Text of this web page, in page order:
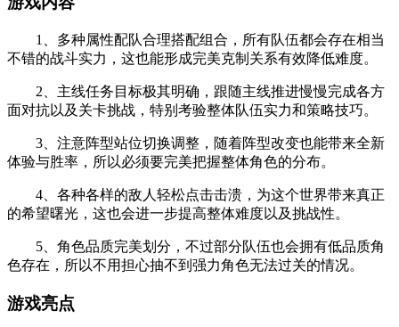
1、多种属性配队合理搭配组合，所有队伍都会存在相当
不错的战斗实力，这也能形成完美克制关系有效降低难度。
2、主线任务目标极其明确，跟随主线推进慢慢完成各方
面对抗以及关卡挑战，特别考验整体队伍实力和策略技巧。
3、注意阵型站位切换调整，随着阵型改变也能带来全新
体验与胜率，所以必须要完美把握整体角色的分布。
4、各种各样的敌人轻松点击击溃，为这个世界带来真正
的希望曙光，这也会进一步提高整体难度以及挑战性。
5、角色品质完美划分，不过部分队伍也会拥有低品质角
色存在，所以不用担心抽不到强力角色无法过关的情况。
游戏亮点